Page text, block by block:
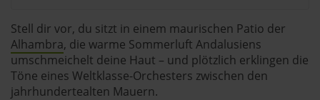
Stell dir vor, du sitzt in einem maurischen Patio der
Alhambra, die warme Sommerluft Andalusiens
umschmeichelt deine Haut – und plötzlich erklingen die
Töne eines Weltklasse-Orchesters zwischen den
jahrhundertealten Mauern.